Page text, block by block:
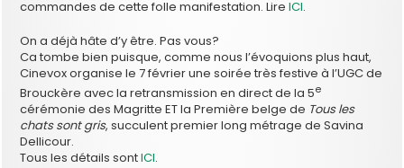
commandes de cette folle manifestation. LireICI.
On a déjà hâte d’y être. Pas vous?
Ca tombe bien puisque, comme nous l’évoquions plus haut,
Cinevox organise le 7 février une soirée très festive à l’UGC de
Brouckère avec la retransmission en direct de la 5e
cérémonie des Magritte ET la Première belge de Tous les
chats sont gris, succulent premier long métrage de Savina
Dellicour.
Tous les détails sontICI.